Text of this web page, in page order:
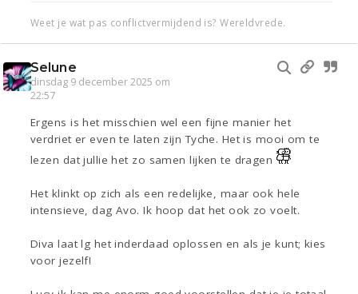
Weet je wat pas conflictvermijdend is? Wereldvrede.
Selune
dinsdag 9 december 2025 om
22:57
Ergens is het misschien wel een fijne manier het
verdriet er even te laten zijn Tyche. Het is mooi om te
lezen dat jullie het zo samen lijken te dragen
Het klinkt op zich als een redelijke, maar ook hele
intensieve, dag Avo. Ik hoop dat het ook zo voelt.
Diva laat lg het inderdaad oplossen en als je kunt; kies
voor jezelf!